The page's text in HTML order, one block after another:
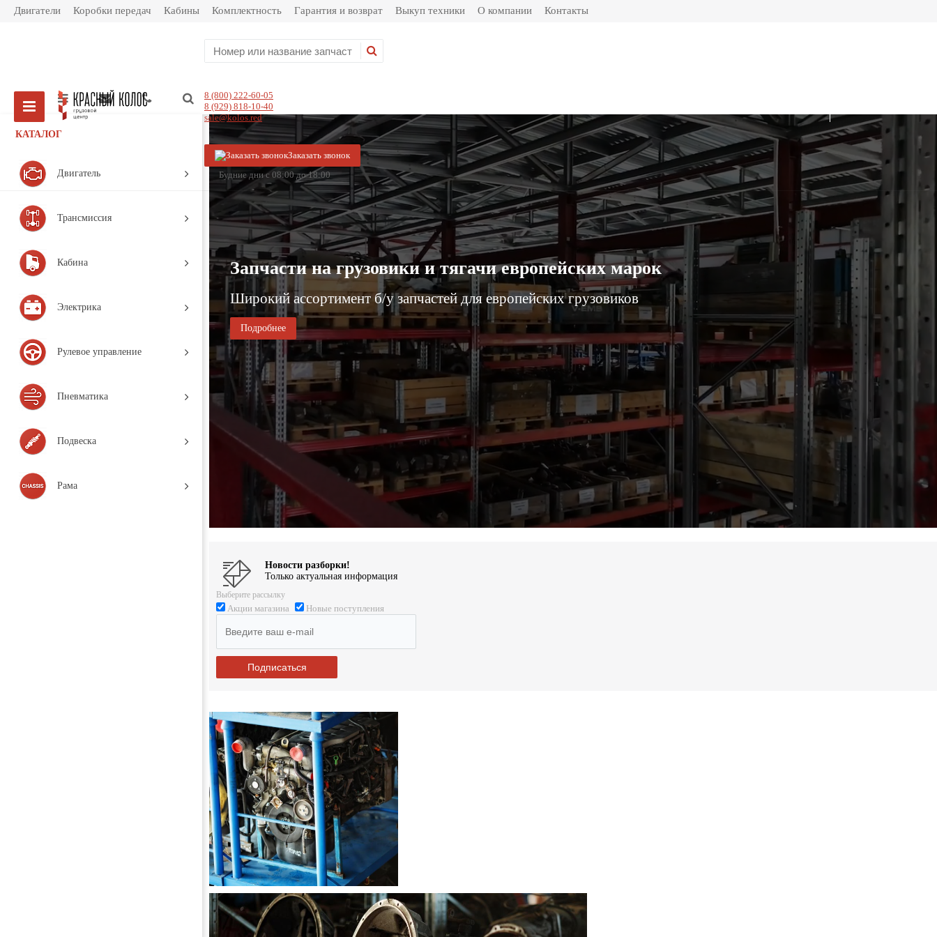
Двигатели Коробки передач Кабины Комплектность Гарантия и возврат Выкуп техники О компании Контакты
8 (800) 222-60-05
8 (929) 818-10-40
sale@kolos.red
Заказать звонок
Будние дни с 08:00 до 18:00
КАТАЛОГ
Двигатель
Трансмиссия
Кабина
Электрика
Рулевое управление
Пневматика
Подвеска
Рама
Запчасти на грузовики и тягачи европейских марок
Широкий ассортимент б/у запчастей для европейских грузовиков
Подробнее
Новости разборки!
Только актуальная информация
Выберите рассылку
Акции магазина Новые поступления
Подписаться
ДВИГАТЕЛИ